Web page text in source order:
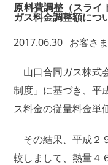
原料費調整（スライ
ガス料金調整額につ
2017.06.30 お客さ
山口合同ガス株式
制度」に基づき、平
ス料金の従量料金単
その結果、平成２
較しまして、熱量４